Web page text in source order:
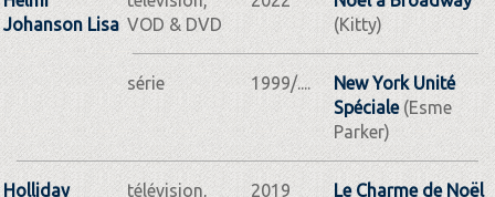
Johanson Lisa VOD & DVD
(Kitty)
série 1999/....
New York Unité
Spéciale(Esme
Parker)
Holliday
télévision,
2019
Le Charme de Noël